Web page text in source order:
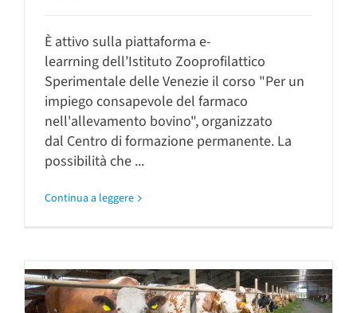
È attivo sulla piattaforma e-
learrning dell’Istituto Zooprofilattico
Sperimentale delle Venezie il corso "Per un
impiego consapevole del farmaco
nell'allevamento bovino", organizzato
dal Centro di formazione permanente. La
possibilità che ...
Continua a leggere